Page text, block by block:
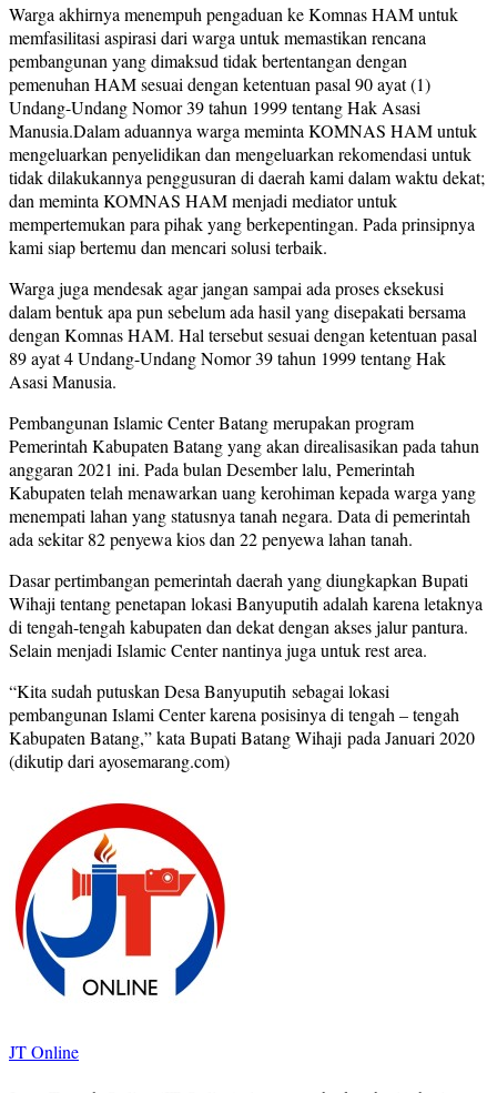
Warga akhirnya menempuh pengaduan ke Komnas HAM untuk
memfasilitasi aspirasi dari warga untuk memastikan rencana
pembangunan yang dimaksud tidak bertentangan dengan
pemenuhan HAM sesuai dengan ketentuan pasal 90 ayat (1)
Undang-Undang Nomor 39 tahun 1999 tentang Hak Asasi
Manusia.Dalam aduannya warga meminta KOMNAS HAM untuk
mengeluarkan penyelidikan dan mengeluarkan rekomendasi untuk
tidak dilakukannya penggusuran di daerah kami dalam waktu dekat;
dan meminta KOMNAS HAM menjadi mediator untuk
mempertemukan para pihak yang berkepentingan. Pada prinsipnya
kami siap bertemu dan mencari solusi terbaik.
Warga juga mendesak agar jangan sampai ada proses eksekusi
dalam bentuk apa pun sebelum ada hasil yang disepakati bersama
dengan Komnas HAM. Hal tersebut sesuai dengan ketentuan pasal
89 ayat 4 Undang-Undang Nomor 39 tahun 1999 tentang Hak
Asasi Manusia.
Pembangunan Islamic Center Batang merupakan program
Pemerintah Kabupaten Batang yang akan direalisasikan pada tahun
anggaran 2021 ini. Pada bulan Desember lalu, Pemerintah
Kabupaten telah menawarkan uang kerohiman kepada warga yang
menempati lahan yang statusnya tanah negara. Data di pemerintah
ada sekitar 82 penyewa kios dan 22 penyewa lahan tanah.
Dasar pertimbangan pemerintah daerah yang diungkapkan Bupati
Wihaji tentang penetapan lokasi Banyuputih adalah karena letaknya
di tengah-tengah kabupaten dan dekat dengan akses jalur pantura.
Selain menjadi Islamic Center nantinya juga untuk rest area.
“Kita sudah putuskan Desa Banyuputih sebagai lokasi
pembangunan Islami Center karena posisinya di tengah – tengah
Kabupaten Batang,” kata Bupati Batang Wihaji pada Januari 2020
(dikutip dari ayosemarang.com)
JT Online